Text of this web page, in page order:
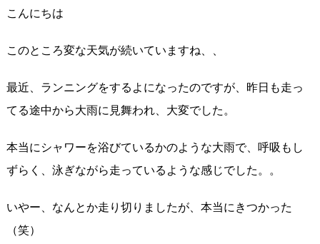
こんにちは
このところ変な天気が続いていますね、、
最近、ランニングをするよになったのですが、昨日も走っ
てる途中から大雨に見舞われ、大変でした。
本当にシャワーを浴びているかのような大雨で、呼吸もし
ずらく、泳ぎながら走っているような感じでした。。
いやー、なんとか走り切りましたが、本当にきつかった
（笑）